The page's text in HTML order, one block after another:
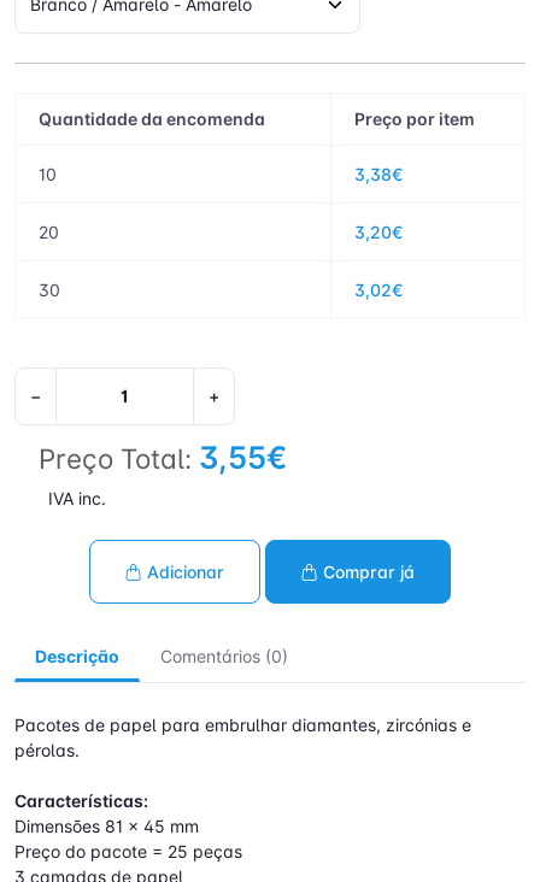
Quantidade da encomenda Preço por item
10 3,38€
20 3,20€
30 3,02€
− +
Preço Total: 3,55€
IVA inc.
Adicionar Comprar já
Descrição Comentários (0)
Pacotes de papel para embrulhar diamantes, zircónias e
pérolas.
Características:
Dimensões 81 x 45 mm
Preço do pacote = 25 peças
3 camadas de papel